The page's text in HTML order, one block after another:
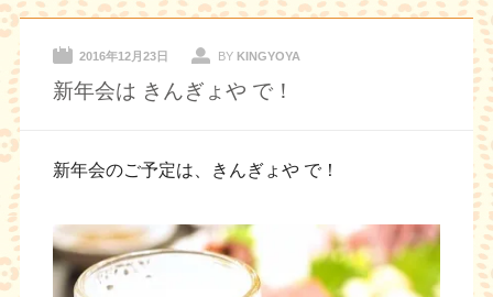
2016年12月23日 BY KINGYOYA
新年会は きんぎょや で！
新年会のご予定は、きんぎょや で！